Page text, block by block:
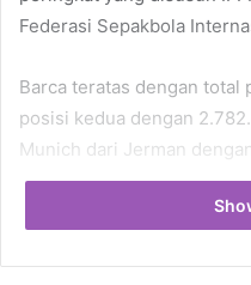
Federasi Sepakbola
Barca teratas dengan total
posisi kedua dengan
Munich dari Jerman
Barca, raksasa Catalan,
Liga –sementara Los